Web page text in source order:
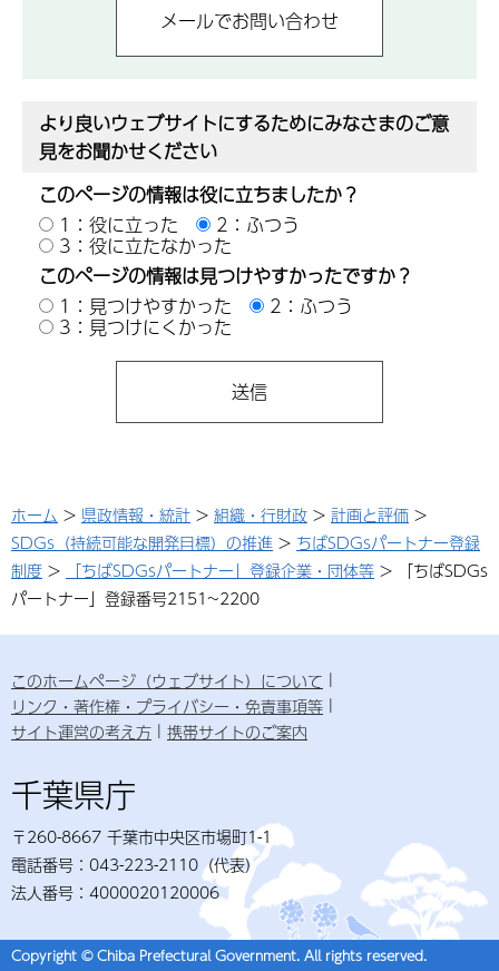
より良いウェブサイトにするためにみなさまのご意
見をお聞かせください
このページの情報は役に立ちましたか？
1：役に立った
2：ふつう
3：役に立たなかった
このページの情報は見つけやすかったですか？
1：見つけやすかった
2：ふつう
3：見つけにくかった
ホーム > 県政情報・統計 > 組織・行財政 > 計画と評価 >
SDGs（持続可能な開発目標）の推進 > ちばSDGsパートナー登録
制度 > 「ちばSDGsパートナー」登録企業・団体等 > 「ちばSDGs
パートナー」登録番号2151~2200
このホームページ（ウェブサイト）について
リンク・著作権・プライバシー・免責事項等
サイト運営の考え方
携帯サイトのご案内
千葉県庁
〒260-8667 千葉市中央区市場町1-1
電話番号：043-223-2110（代表）
法人番号：4000020120006
Copyright © Chiba Prefectural Government. All rights reserved.